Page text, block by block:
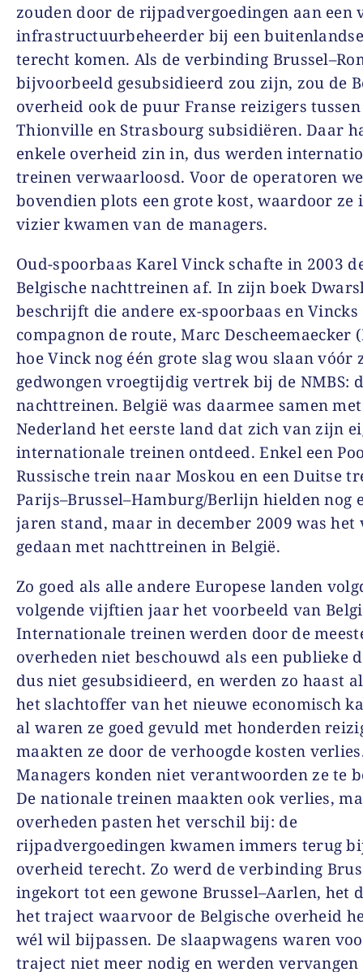
zouden door de rijpadvergoedingen aan een
infrastructuurbeheerder bij een
terecht komen. Als de verbinding
bijvoorbeeld gesubsidieerd zou zijn, zou de
overheid ook de puur Franse reizigers
Thionville en Strasbourg subsidiëren. Daar
enkele overheid zin in, dus werden
treinen verwaarloosd. Voor de operatoren
bovendien plots een grote kost, waardoor ze
vizier kwamen van de managers.
Oud-spoorbaas Karel Vinck schafte in 2003
Belgische nachttreinen af. In zijn boek
beschrijft die andere ex-spoorbaas en Vincks
compagnon de route, Marc Descheemaecker
hoe Vinck nog één grote slag wou slaan vóór
gedwongen vroegtijdig vertrek bij de NMBS:
nachttreinen. België was daarmee samen met
Nederland het eerste land dat zich van zijn
internationale treinen ontdeed. Enkel een
Russische trein naar Moskou en een Duitse
Parijs–Brussel–Hamburg/Berlijn hielden nog
jaren stand, maar in december 2009 was het
gedaan met nachttreinen in België.
Zo goed als alle andere Europese landen
volgende vijftien jaar het voorbeeld van
Internationale treinen werden door de
overheden niet beschouwd als een publieke
dus niet gesubsidieerd, en werden zo haast
het slachtoffer van het nieuwe economisch
al waren ze goed gevuld met honderden
maakten ze door de verhoogde kosten
Managers konden niet verantwoorden ze te
De nationale treinen maakten ook verlies,
overheden pasten het verschil bij: de
rijpadvergoedingen kwamen immers terug
overheid terecht. Zo werd de verbinding
ingekort tot een gewone Brussel–Aarlen, het
het traject waarvoor de Belgische overheid
wél wil bijpassen. De slaapwagens waren
traject niet meer nodig en werden